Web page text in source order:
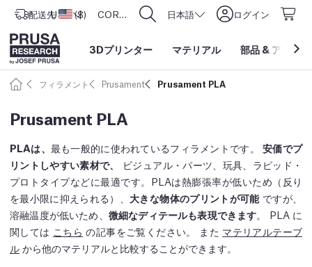
配送先 アメリカ合衆国
USD ($) CORE One L: Now In Stock! 日本語 ログイン
3Dプリンター マテリアル 部品 & アクセ
フィラメント Prusament Prusament PLA
Prusament PLA
PLAは、 最も一般的に使われているフィラメントです。安価でプ
リントしやすい素材で、
ビジュアル・パーツ、玩具、ラピッド・
プロトタイプなどに最適です。PLAは熱膨張率が低いため（反り
を最小限に抑えられる）、 大きな物体のプリントが可能ですが、
溶融温度が低いため、 微細なディテールも表現できます 。 PLA に
関しては こちら の記事をご覧ください。 また マテリアルテーブ
ル から他のマテリアルと比較することができます。